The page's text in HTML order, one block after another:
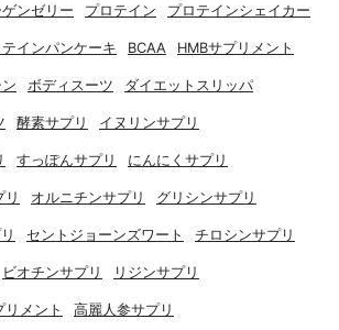
ンゼリー プロテイン プロテインシェイカー
インパンケーキ BCAA HMBサプリメント
ボディスーツ ダイエットスリッパ
酵素サプリ イヌリンサプリ
すっぽんサプリ にんにくサプリ
リ オルニチンサプリ グリシンサプリ
セントジョーンズワート チロシンサプリ
ビオチンサプリ リジンサプリ
リメント 高麗人参サプリ